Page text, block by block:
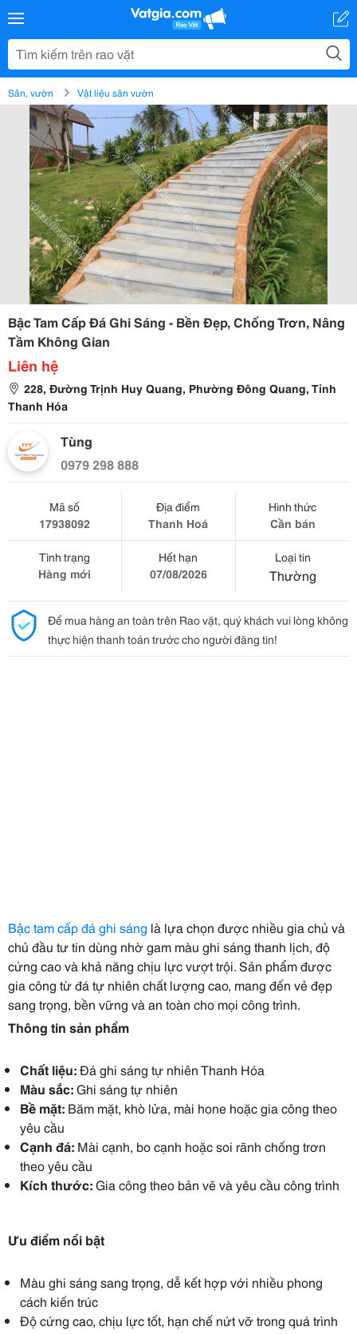
Sân, vườn Vật liệu sân vườn
Bậc Tam Cấp Đá Ghi Sáng - Bền Đẹp, Chống Trơn, Nâng
Tầm Không Gian
Liên hệ
228, Đường Trịnh Huy Quang, Phường Đông Quang, Tỉnh
Thanh Hóa
Tùng
0979 298 888
Mã số
17938092
Địa điểm
Thanh Hoá
Hình thức
Cần bán
Tình trạng
Hàng mới
Hết hạn
07/08/2026
Loại tin
Thường
Để mua hàng an toàn trên Rao vặt, quý khách vui lòng không
thực hiện thanh toán trước cho người đăng tin!
Bậc tam cấp đá ghi sáng là lựa chọn được nhiều gia chủ và
chủ đầu tư tin dùng nhờ gam màu ghi sáng thanh lịch, độ
cứng cao và khả năng chịu lực vượt trội. Sản phẩm được
gia công từ đá tự nhiên chất lượng cao, mang đến vẻ đẹp
sang trọng, bền vững và an toàn cho mọi công trình.
Thông tin sản phẩm
Chất liệu:Đá ghi sáng tự nhiên Thanh Hóa
Màu sắc:Ghi sáng tự nhiên
Bề mặt: Băm mặt, khò lửa, mài hone hoặc gia công theo
yêu cầu
Cạnh đá: Mài cạnh, bo cạnh hoặc soi rãnh chống trơn
theo yêu cầu
Kích thước:Gia công theo bản vẽ và yêu cầu công trình
Ưu điểm nổi bật
Màu ghi sáng sang trọng, dễ kết hợp với nhiều phong
cách kiến trúc
Độ cứng cao, chịu lực tốt, hạn chế nứt vỡ trong quá trình